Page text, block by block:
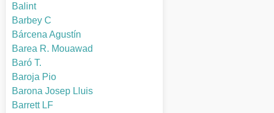
Balint
Barbey C
Bárcena Agustín
Barea R. Mouawad
Baró T.
Baroja Pio
Barona Josep Lluis
Barrett LF